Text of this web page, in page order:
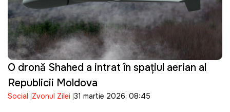
O dronă Shahed a intrat în spațiul aerian al
Republicii Moldova
Social Zvonul Zilei 31 martie 2026, 08:45